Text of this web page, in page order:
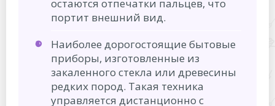
остаются отпечатки пальцев, что
портит внешний вид.
Наиболее дорогостоящие бытовые
приборы, изготовленные из
закаленного стекла или древесины
редких пород. Такая техника
управляется дистанционно с